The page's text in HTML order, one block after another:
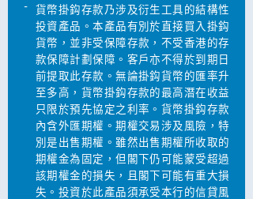
-
貨幣掛鈎存款乃涉及衍生工具的結構性
投資產品。本產品有別於直接買入掛鈎
貨幣，並非受保障存款，不受香港的存
款保障計劃保障。客戶亦不得於到期日
前提取此存款。無論掛鈎貨幣的匯率升
至多高，貨幣掛鈎存款的最高潛在收益
只限於預先協定之利率。貨幣掛鈎存款
內含外匯期權。期權交易涉及風險，特
別是出售期權。雖然出售期權所收取的
期權金為固定，但閣下仍可能蒙受超過
該期權金的損失，且閣下可能有重大損
失。投資於此產品須承受本行的信貸風